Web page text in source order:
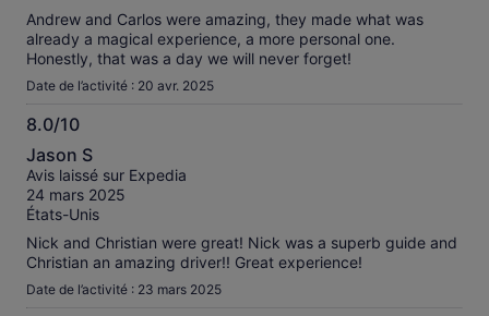
this is the one to choose—thanks to Nicholas, it was an
unforgettable day.
Andrew and Carlos were amazing, they made what was
already a magical experience, a more personal one.
Honestly, that was a day we will never forget!
Date de l’activité : 20 avr. 2025
8.0/10
8.0
sur
10
Jason S
Avis laissé sur Expedia
24 mars 2025
États-Unis
Nick and Christian were great! Nick was a superb guide and
Christian an amazing driver!! Great experience!
Date de l’activité : 23 mars 2025